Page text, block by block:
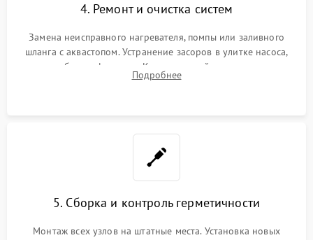
4. Ремонт и очистка систем
Замена неисправного нагревателя, помпы или заливного
шланга с аквастопом. Устранение засоров в улитке насоса,
патрубках и фильтрах. Компонентный ремонт платы
управления, восстановление поврежденной проводки.
Подробнее
5. Сборка и контроль герметичности
Монтаж всех узлов на штатные места. Установка новых